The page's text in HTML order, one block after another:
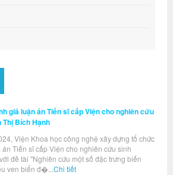
giá luận án Tiến sĩ cấp Viện cho nghiên cứu
Thị Bích Hạnh
Viện Khoa học công nghệ xây dựng tổ chức
Tiến sĩ cấp Viện cho nghiên cứu sinh
đề tài "Nghiên cứu một số đặc trưng biến
ven biển đ�... Chi tiết